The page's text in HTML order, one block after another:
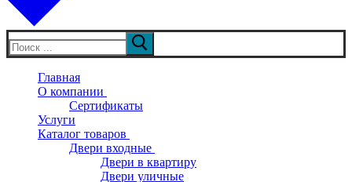
Искать:
Главная
О компании
Сертификаты
Услуги
Каталог товаров
Двери входные
Двери в квартиру
Двери уличные